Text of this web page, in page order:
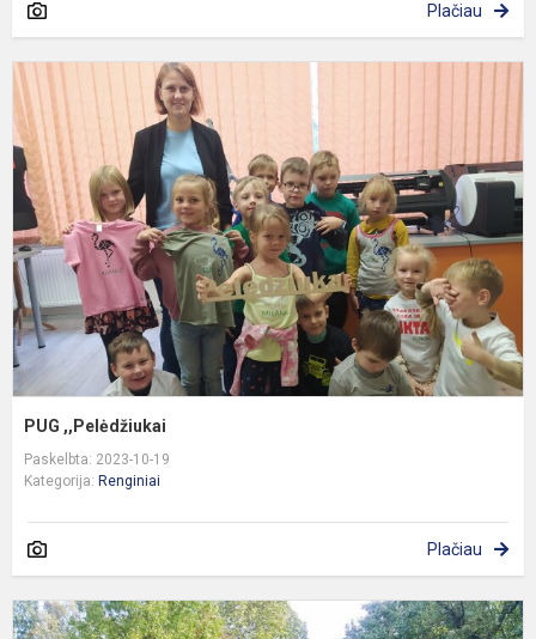
Plačiau
PUG ,,Pelėdžiukai
Paskelbta: 2023-10-19
Kategorija: Renginiai
Plačiau